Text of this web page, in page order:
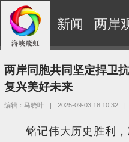
新闻 两岸
两岸同胞共同坚定捍卫
复兴美好未来
编辑：马晓叶 | 2025-09-03 18:10:32 |
铭记伟大历史胜利